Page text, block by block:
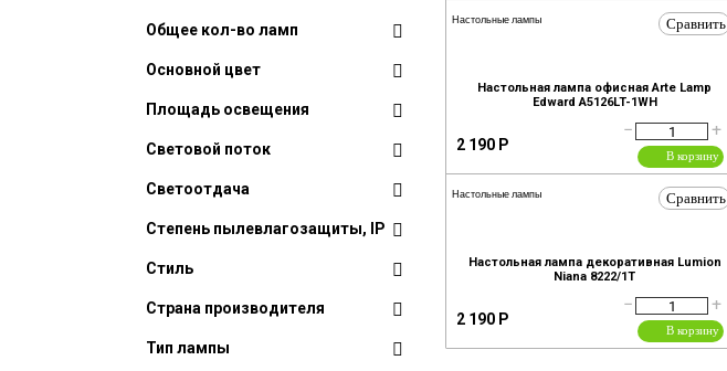
Общее кол-во ламп
Основной цвет
Площадь освещения
Световой поток
Светоотдача
Степень пылевлагозащиты, IP
Стиль
Страна производителя
Тип лампы
Сравнить
Настольные лампы
Настольная лампа офисная Arte Lamp
Edward A5126LT-1WH
2 190 Р
+
−
В корзину
Сравнить
Настольные лампы
Настольная лампа декоративная Lumion
Niana 8222/1T
2 190 Р
+
−
В корзину